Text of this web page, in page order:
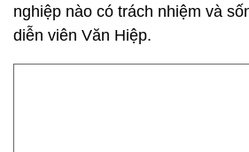
nghiệp nào có trách nhiệm và
diễn viên Văn Hiệp.